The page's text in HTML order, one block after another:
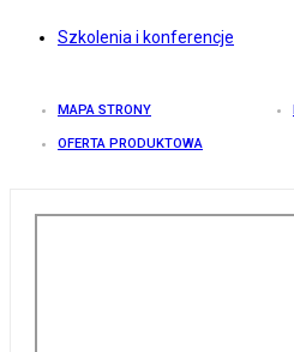
Szkolenia i konferencje
MAPA STRONY
OFERTA PRODUKTOWA